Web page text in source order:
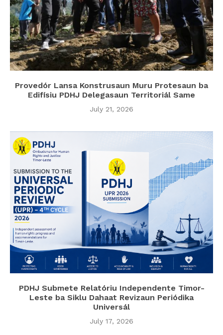
Provedór Lansa Konstrusaun Muru Protesaun ba
Edifísiu PDHJ Delegasaun Territoriál Same
July 21, 2026
PDHJ Submete Relatóriu Independente Timor-
Leste ba Siklu Dahaat Revizaun Periódika
Universál
July 17, 2026